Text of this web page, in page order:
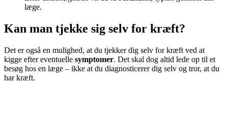
læge.
Kan man tjekke sig selv for kræft?
Det er også en mulighed, at du tjekker dig selv for kræft ved at
kigge efter eventuelle symptomer. Det skal dog altid lede op til et
besøg hos en læge – ikke at du diagnosticerer dig selv og tror, at du
har kræft.